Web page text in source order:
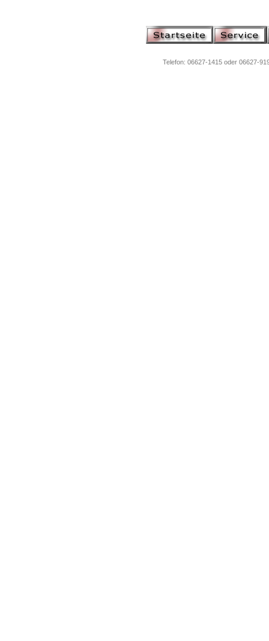
Telefon: 06627-1415 oder 06627-